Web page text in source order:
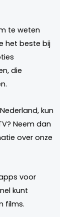
te weten
het beste bij
die
kun
Neem dan
over onze
voor
kunt
films.